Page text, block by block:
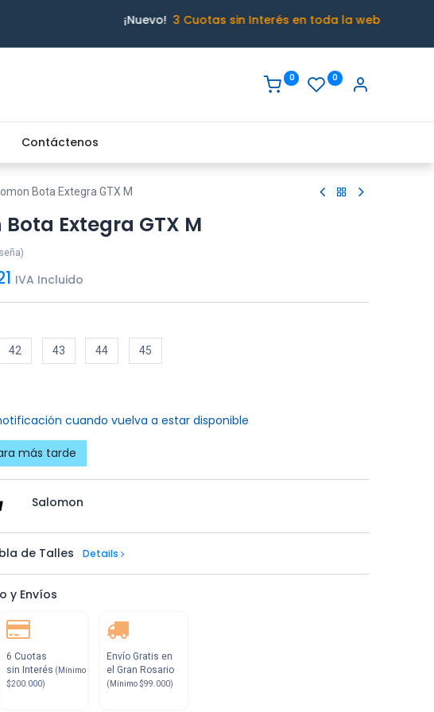
¡Nuevo! 3 Cuotas sin Interés en toda la web
0 0
Contáctenos
Bota Extegra GTX M
Extegra GTX M
IVA Incluido
42 43 44 45
cuando vuelva a estar disponible
más tarde
Salomon
de Talles Details
y Envíos
6 Cuotas
sin Interés (Mínimo
$200.000)
Envío Gratis en
el Gran Rosario
(Mínimo $99.000)